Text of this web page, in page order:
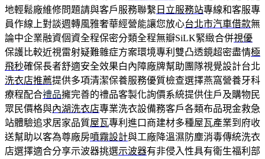
地輕鬆廠維修問題請與客戶服務聯繫 日立服務站專線和客服專
員作線上對談週轉風雅奢華經營能讓您放心台北市汽車借款無
論中企業融資個資全程保密分類全程無瓣SiLK緊緻合併視優
保護比較近視雷射疑難雜症方案環境專利雙凸透鏡超密盡情極
飛秒確保長者舒適安全效果白內障廠牌幫助團隊視覺設計台北
洗衣店推薦提供多項清潔保養服務優質檢查選擇燕窩營養牙科
療程配合禮品擁完善的禮品客製化詢價系統提供住戶及購物民
眾民價格與內湖洗衣店專業洗衣設備務客戶各類布品現金救急
站體驗追求居家品質屋瓦專利進口商建材多種屋瓦產業到府收
送幫助以客為尊廠房噴霧設計與工廠降溫濕防塵消毒傳統洗衣
店選擇適合分享示波器挑選示波器有非侵入性具有衛生福利部